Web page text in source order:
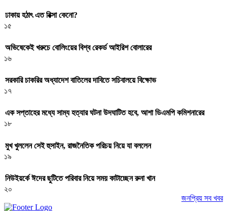
ঢাকায় হঠাৎ এত রিক্সা কেনো?
১৫
অভিষেকেই খরুচে বোলিংয়ের বিশ্ব রেকর্ড আইরিশ বোলারের
১৬
সরকারি চাকরির অধ্যাদেশ বাতিলের দাবিতে সচিবালয়ে বিক্ষোভ
১৭
এক সপ্তাহের মধ্যে সাম্য হত্যার ঘটনা উদঘাটিত হবে, আশা ডিএমপি কমিশনারের
১৮
মুখ খুললেন সেই হুসাইন, রাজনৈতিক পরিচয় নিয়ে যা বললেন
১৯
নিউইয়র্কে ঈদের ছুটিতে পরিবার নিয়ে সময় কাটাচ্ছেন রুনা খান
২০
জনপ্রিয় সব খবর